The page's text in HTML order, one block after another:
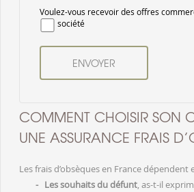
Voulez-vous recevoir des offres
société
COMMENT CHOISIR SON
UNE ASSURANCE FRAIS
Les frais d’obsèques en France dépendent
- Les souhaits du défunt, as-t-il